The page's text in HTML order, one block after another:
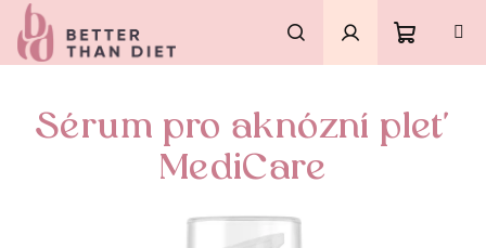
Přejít
obsah
HledatPřihlášeníNákupní
košík
Sérum pro aknózní pleť
MediCare